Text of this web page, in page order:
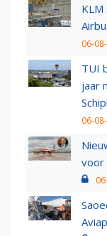
06-
TUI
jaar
06-
voor